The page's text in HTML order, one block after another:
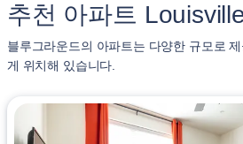
추천 아파트
블루그라운드의 아파트는 다양한 규모로
게 위치해 있습니다.